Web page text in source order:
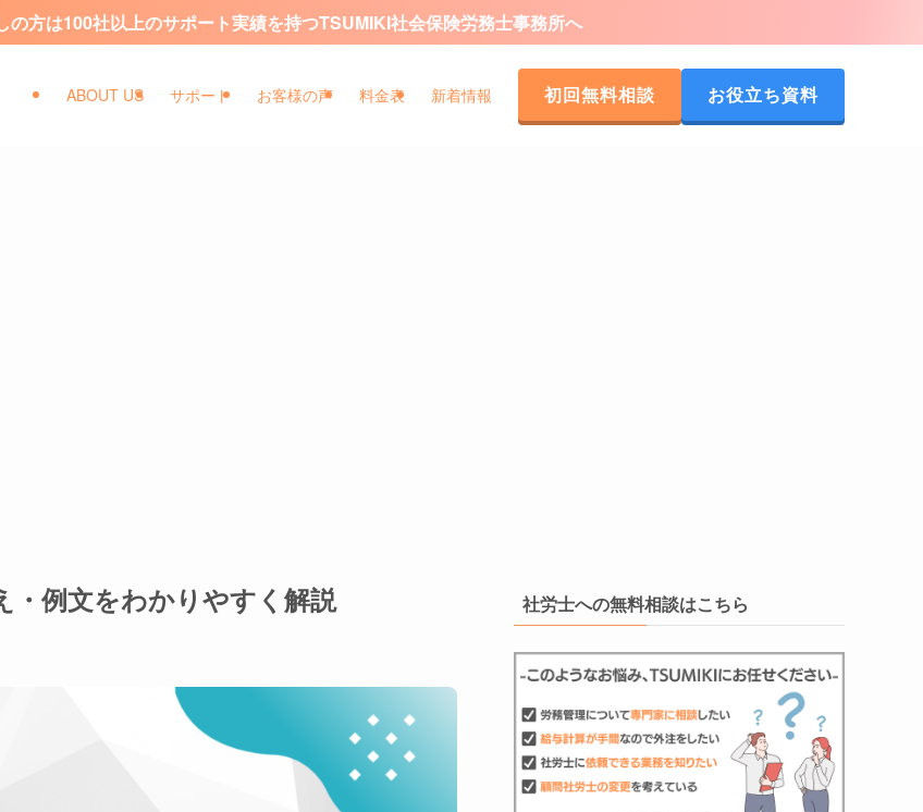
の方は100社以上のサポート実績を持つTSUMIKI社会保険労務士事務所へ
ABOUT US サポート お客様の声 料金表 新着情報 初回無料相談 お役立ち資料
・例文をわかりやすく解説 社労士への無料相談はこちら